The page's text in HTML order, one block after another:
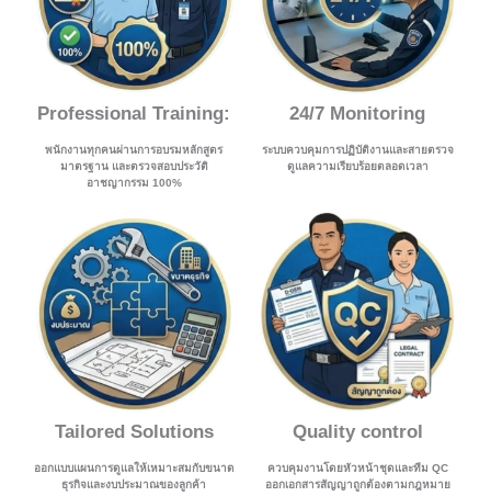
Professional Training:
พนักงานทุกคนผ่านการอบรมหลักสูตร
มาตรฐาน และตรวจสอบประวัติ
อาชญากรรม 100%
24/7 Monitoring
ระบบควบคุมการปฏิบัติงานและสายตรวจ
ดูแลความเรียบร้อยตลอดเวลา
Tailored Solutions
ออกแบบแผนการดูแลให้เหมาะสมกับขนาด
ธุรกิจและงบประมาณของลูกค้า
Quality control
ควบคุมงานโดยหัวหน้าชุดและทีม QC
ออกเอกสารสัญญาถูกต้องตามกฎหมาย